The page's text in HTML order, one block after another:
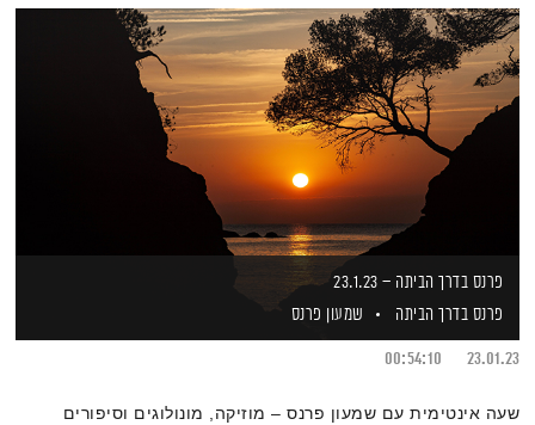
פרנס בדרך הביתה – 23.1.23
פרנס בדרך הביתה
שמעון פרנס
23.01.23
00:54:10
שעה אינטימית עם שמעון פרנס – מוזיקה, מונולוגים וסיפורים